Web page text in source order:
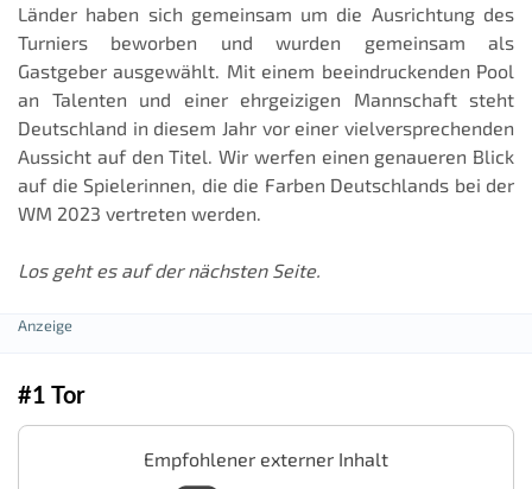
Länder haben sich gemeinsam um die Ausrichtung des
Turniers beworben und wurden gemeinsam als
Gastgeber ausgewählt. Mit einem beeindruckenden Pool
an Talenten und einer ehrgeizigen Mannschaft steht
Deutschland in diesem Jahr vor einer vielversprechenden
Aussicht auf den Titel. Wir werfen einen genaueren Blick
auf die Spielerinnen, die die Farben Deutschlands bei der
WM 2023 vertreten werden.
Los geht es auf der nächsten Seite.
#1 Tor
Empfohlener externer Inhalt